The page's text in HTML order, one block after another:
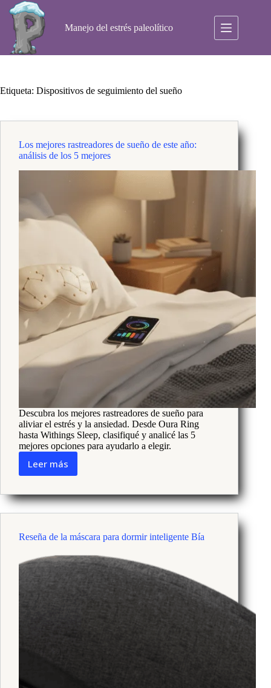
Saltar
contenido
Manejo del estrés paleolítico
Etiqueta: Dispositivos de seguimiento del sueño
Los mejores rastreadores de sueño de este año:
análisis de los 5 mejores
Descubra los mejores rastreadores de sueño para
aliviar el estrés y la ansiedad. Desde Oura Ring
hasta Withings Sleep, clasifiqué y analicé las 5
mejores opciones para ayudarlo a elegir.
Leer más
Los
rastreadores
de
sueño
este
año:
análisis
los
Reseña de la máscara para dormir inteligente Bía